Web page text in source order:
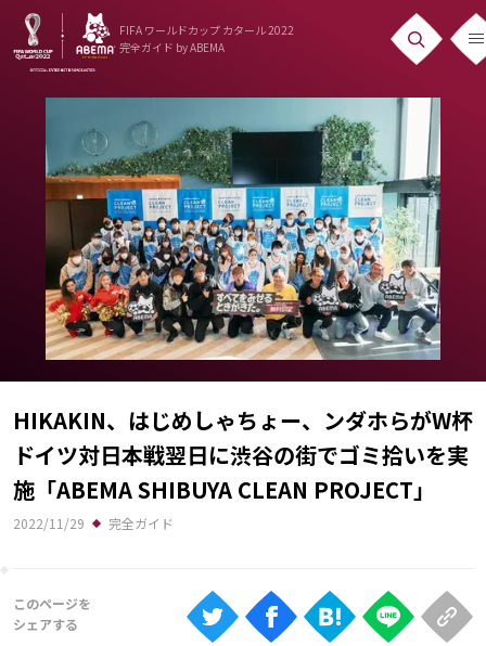
FIFA ワールドカップ カタール 2022
完全ガイド by ABEMA
ニュース
News
出場国
Teams
日本代表
Team Japan
日程・結果
Schedule
ランキング
Ranking
HIKAKIN、はじめしゃちょー、ンダホらがW杯
ドイツ対日本戦翌日に渋谷の街でゴミ拾いを実
施「ABEMA SHIBUYA CLEAN PROJECT」
2022/11/29 完全ガイド